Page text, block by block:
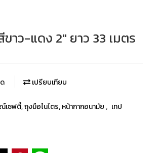
ขาว-แดง 2" ยาว 33 เมตร
เปรียบเทียบ
ซฟตี้, ถุงมือไนไตร, หน้ากากอนามัย , เทป